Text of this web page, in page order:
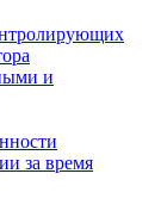
и
за время